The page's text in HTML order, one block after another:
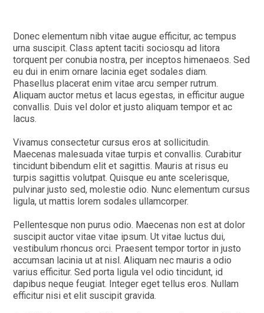
Donec elementum nibh vitae augue efficitur, ac tempus
urna suscipit. Class aptent taciti sociosqu ad litora
torquent per conubia nostra, per inceptos himenaeos. Sed
eu dui in enim ornare lacinia eget sodales diam.
Phasellus placerat enim vitae arcu semper rutrum.
Aliquam auctor metus et lacus egestas, in efficitur augue
convallis. Duis vel dolor et justo aliquam tempor et ac
lacus.
Vivamus consectetur cursus eros at sollicitudin.
Maecenas malesuada vitae turpis et convallis. Curabitur
tincidunt bibendum elit et sagittis. Mauris at risus eu
turpis sagittis volutpat. Quisque eu ante scelerisque,
pulvinar justo sed, molestie odio. Nunc elementum cursus
ligula, ut mattis lorem sodales ullamcorper.
Pellentesque non purus odio. Maecenas non est at dolor
suscipit auctor vitae vitae ipsum. Ut vitae luctus dui,
vestibulum rhoncus orci. Praesent tempor tortor in justo
accumsan lacinia ut at nisl. Aliquam nec mauris a odio
varius efficitur. Sed porta ligula vel odio tincidunt, id
dapibus neque feugiat. Integer eget tellus eros. Nullam
efficitur nisi et elit suscipit gravida.